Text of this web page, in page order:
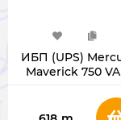
ИБП (UPS)
Maverick 750 VA